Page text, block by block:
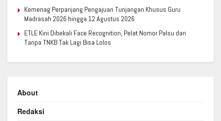
Kemenag Perpanjang Pengajuan Tunjangan Khusus Guru
Madrasah 2026 hingga 12 Agustus 2026
ETLE Kini Dibekali Face Recognition, Pelat Nomor Palsu dan
Tanpa TNKB Tak Lagi Bisa Lolos
About
Redaksi